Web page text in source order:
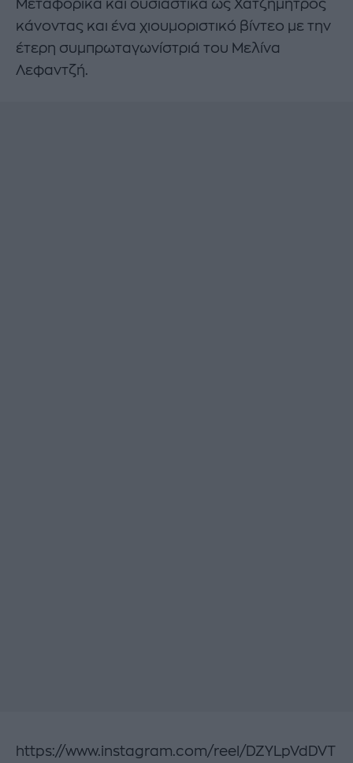
Μεταφορικά και ουσιαστικά ως Χατζημήτρος
κάνοντας και ένα χιουμοριστικό βίντεο με την
έτερη συμπρωταγωνίστριά του Μελίνα
Λεφαντζή.
https://www.instagram.com/reel/DZYLpVdDVT